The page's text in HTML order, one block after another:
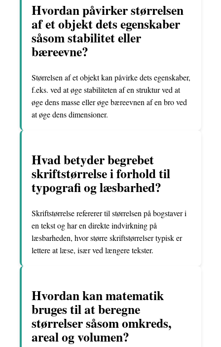
Hvordan påvirker størrelsen
af et objekt dets egenskaber
såsom stabilitet eller
bæreevne?
Størrelsen af et objekt kan påvirke dets egenskaber,
f.eks. ved at øge stabiliteten af en struktur ved at
øge dens masse eller øge bæreevnen af en bro ved
at øge dens dimensioner.
Hvad betyder begrebet
skriftstørrelse i forhold til
typografi og læsbarhed?
Skriftstørrelse refererer til størrelsen på bogstaver i
en tekst og har en direkte indvirkning på
læsbarheden, hvor større skriftstørrelser typisk er
lettere at læse, især ved længere tekster.
Hvordan kan matematik
bruges til at beregne
størrelser såsom omkreds,
areal og volumen?